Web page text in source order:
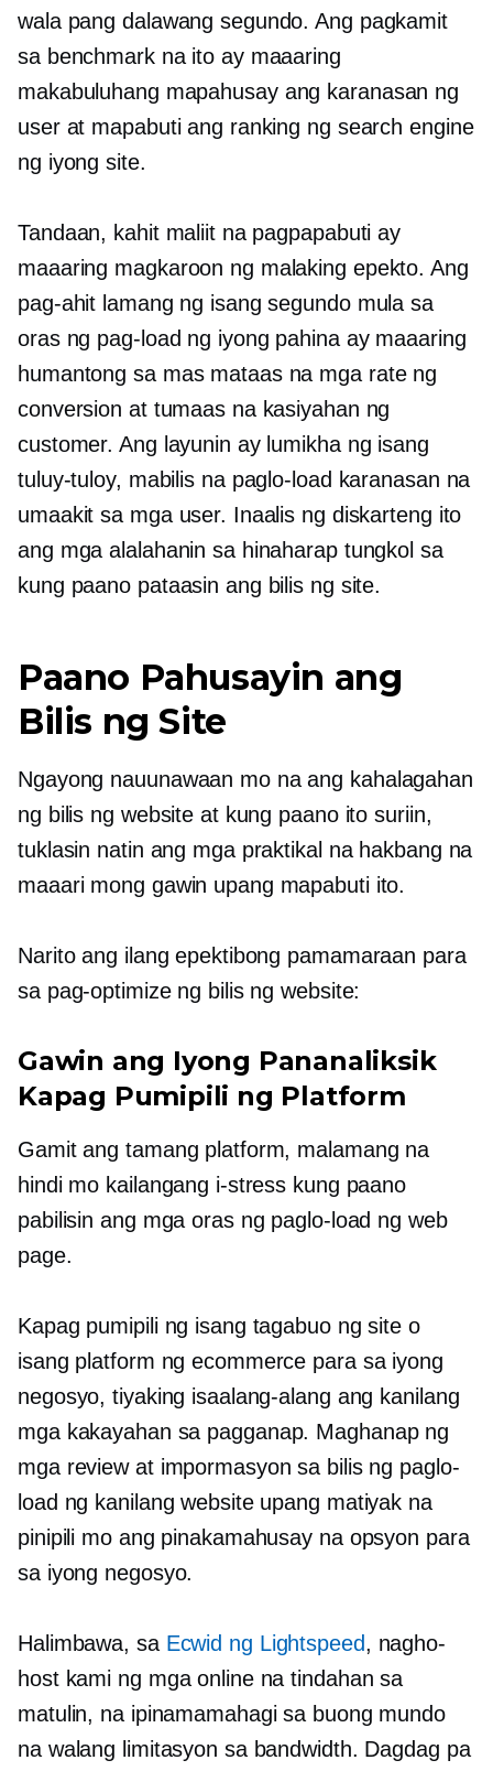
wala pang dalawang segundo. Ang pagkamit
sa benchmark na ito ay maaaring
makabuluhang mapahusay ang karanasan ng
user at mapabuti ang ranking ng search engine
ng iyong site.
Tandaan, kahit maliit na pagpapabuti ay
maaaring magkaroon ng malaking epekto. Ang
pag-ahit lamang ng isang segundo mula sa
oras ng pag-load ng iyong pahina ay maaaring
humantong sa mas mataas na mga rate ng
conversion at tumaas na kasiyahan ng
customer. Ang layunin ay lumikha ng isang
tuluy-tuloy, mabilis na paglo-load karanasan na
umaakit sa mga user. Inaalis ng diskarteng ito
ang mga alalahanin sa hinaharap tungkol sa
kung paano pataasin ang bilis ng site.
Paano Pahusayin ang
Bilis ng Site
Ngayong nauunawaan mo na ang kahalagahan
ng bilis ng website at kung paano ito suriin,
tuklasin natin ang mga praktikal na hakbang na
maaari mong gawin upang mapabuti ito.
Narito ang ilang epektibong pamamaraan para
sa pag-optimize ng bilis ng website:
Gawin ang Iyong Pananaliksik
Kapag Pumipili ng Platform
Gamit ang tamang platform, malamang na
hindi mo kailangang i-stress kung paano
pabilisin ang mga oras ng paglo-load ng web
page.
Kapag pumipili ng isang tagabuo ng site o
isang platform ng ecommerce para sa iyong
negosyo, tiyaking isaalang-alang ang kanilang
mga kakayahan sa pagganap. Maghanap ng
mga review at impormasyon sa bilis ng paglo-
load ng kanilang website upang matiyak na
pinipili mo ang pinakamahusay na opsyon para
sa iyong negosyo.
Halimbawa, sa Ecwid ng Lightspeed, nagho-
host kami ng mga online na tindahan sa
matulin, na ipinamamahagi sa buong mundo
na walang limitasyon sa bandwidth. Dagdag pa